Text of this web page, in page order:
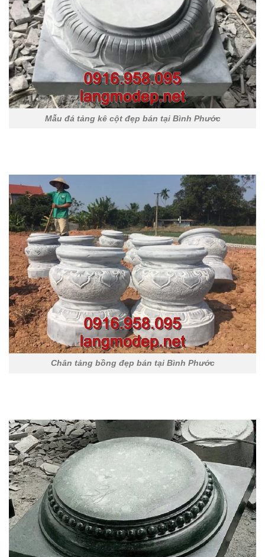
Mẫu đá tảng kê cột đẹp bán tại Bình Phước
Chân tảng bồng đẹp bán tại Bình Phước